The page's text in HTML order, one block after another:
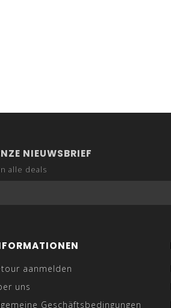
NIEUWSBRIEF
alle deals
aanmelden
uns
Geschäftsbedingungen